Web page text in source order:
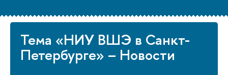
Тема «НИУ ВШЭ в Санкт-
Петербурге» – Новости